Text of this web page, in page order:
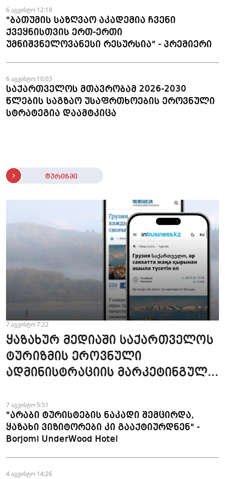
6 აგვისტო 12:18
"ბათუმის საზღვაო აკადემია ჩვენი
ქვეყნისთვის ერთ-ერთი
უმნიშვნელოვანესი რესურსია" - პრემიერი
6 აგვისტო 10:03
საქართველოს მთავრობამ 2026-2030
წლების საგზაო უსაფრთხოების ეროვნული
სტრატეგია დაამტკიცა
ტურიზმი
7 აგვისტო 7:22
ყაზახურ მედიაში საქართველოს
ტურიზმის ეროვნული
ადმინისტრაციის მარკეტინგული
მომზადდა
7 აგვისტო 5:51
"არაბი ტურისტების ნაკადი შემცირდა,
ყაზახი ვიზიტორები კი გააქტიურდნენ" -
Borjomi UnderWood Hotel
4 აგვისტო 14:26